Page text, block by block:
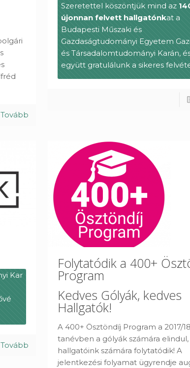
Tovább
Szeretettel köszöntjük mind az
újonnan felvett hallgatónkat a
Budapesti Műszaki és
Gazdaságtudományi Egyetem
és Társadalomtudományi Karán,
együtt gratulálunk a sikeres
Kar
Tovább
Folytatódik a 400+
Program
Kedves Gólyák, kedves
Hallgatók!
A 400+ Ösztöndíj Program a 2017/
tanévben a gólyák számára
hallgatóink számára folytatódik! A
jelentkezési folyamat ügyrendje